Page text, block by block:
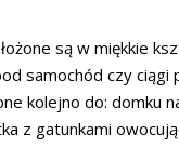
są w miękkie
samochód czy
kolejno do: domku
z gatunkami